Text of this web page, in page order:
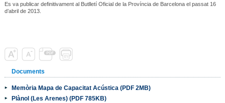
Es va publicar definitivament al Butlletí Oficial de la Província de Barcelona el passat 16
d’abril de 2013.
Documents
Memòria Mapa de Capacitat Acústica (PDF 2MB)
Plànol (Les Arenes) (PDF 785KB)